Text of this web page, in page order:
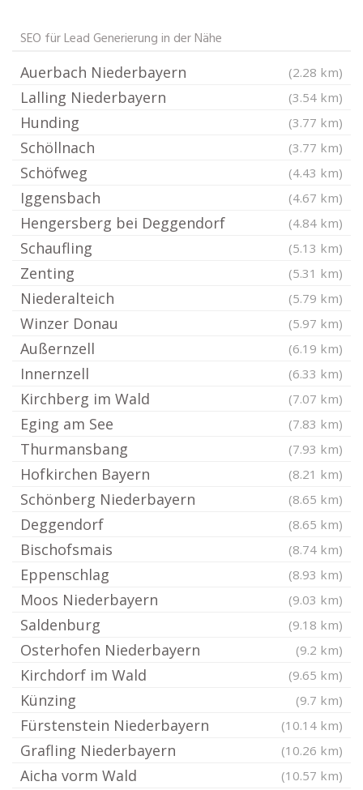
SEO für Lead Generierung in der Nähe
Auerbach Niederbayern (2.28 km)
Lalling Niederbayern (3.54 km)
Hunding (3.77 km)
Schöllnach (3.77 km)
Schöfweg (4.43 km)
Iggensbach (4.67 km)
Hengersberg bei Deggendorf (4.84 km)
Schaufling (5.13 km)
Zenting (5.31 km)
Niederalteich (5.79 km)
Winzer Donau (5.97 km)
Außernzell (6.19 km)
Innernzell (6.33 km)
Kirchberg im Wald (7.07 km)
Eging am See (7.83 km)
Thurmansbang (7.93 km)
Hofkirchen Bayern (8.21 km)
Schönberg Niederbayern (8.65 km)
Deggendorf (8.65 km)
Bischofsmais (8.74 km)
Eppenschlag (8.93 km)
Moos Niederbayern (9.03 km)
Saldenburg (9.18 km)
Osterhofen Niederbayern (9.2 km)
Kirchdorf im Wald (9.65 km)
Künzing (9.7 km)
Fürstenstein Niederbayern (10.14 km)
Grafling Niederbayern (10.26 km)
Aicha vorm Wald (10.57 km)